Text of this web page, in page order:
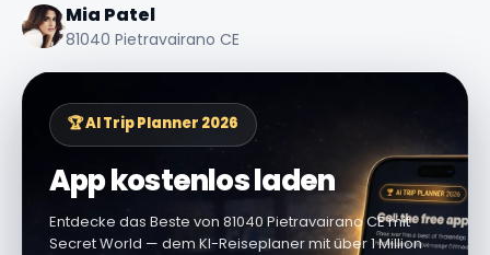
Mia Patel
81040 Pietravairano CE
🏆 AI Trip Planner 2026
App kostenlos laden
Entdecke das Beste von 81040 Pietravairano CE mit
Secret World — dem KI-Reiseplaner mit über 1 Million